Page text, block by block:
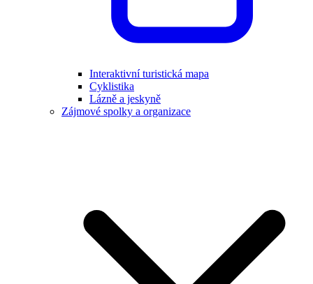
Interaktivní turistická mapa
Cyklistika
Lázně a jeskyně
Zájmové spolky a organizace